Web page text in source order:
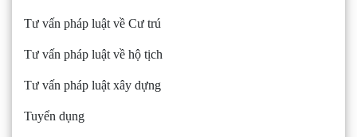
Tư vấn pháp luật về Cư trú
Tư vấn pháp luật về hộ tịch
Tư vấn pháp luật xây dựng
Tuyển dụng